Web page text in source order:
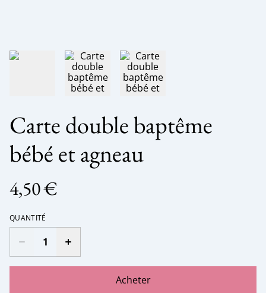
Carte double baptême
bébé et agneau
4,50 €
QUANTITÉ
Acheter